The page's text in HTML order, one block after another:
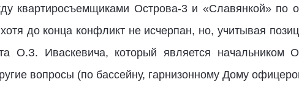
квартиросъемщиками Острова-3 и «Славянкой» по
до конца конфликт не исчерпан, но, учитывая
О.З. Иваскевича, который является начальником
вопросы (по бассейну, гарнизонному Дому